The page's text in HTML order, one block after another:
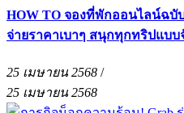
HOW TO จองที่พักออนไลน์ฉบั
จ่ายราคาเบาๆ สนุกทุกทริปแบบ
25 เมษายน 2568 /
25 เมษายน 2568